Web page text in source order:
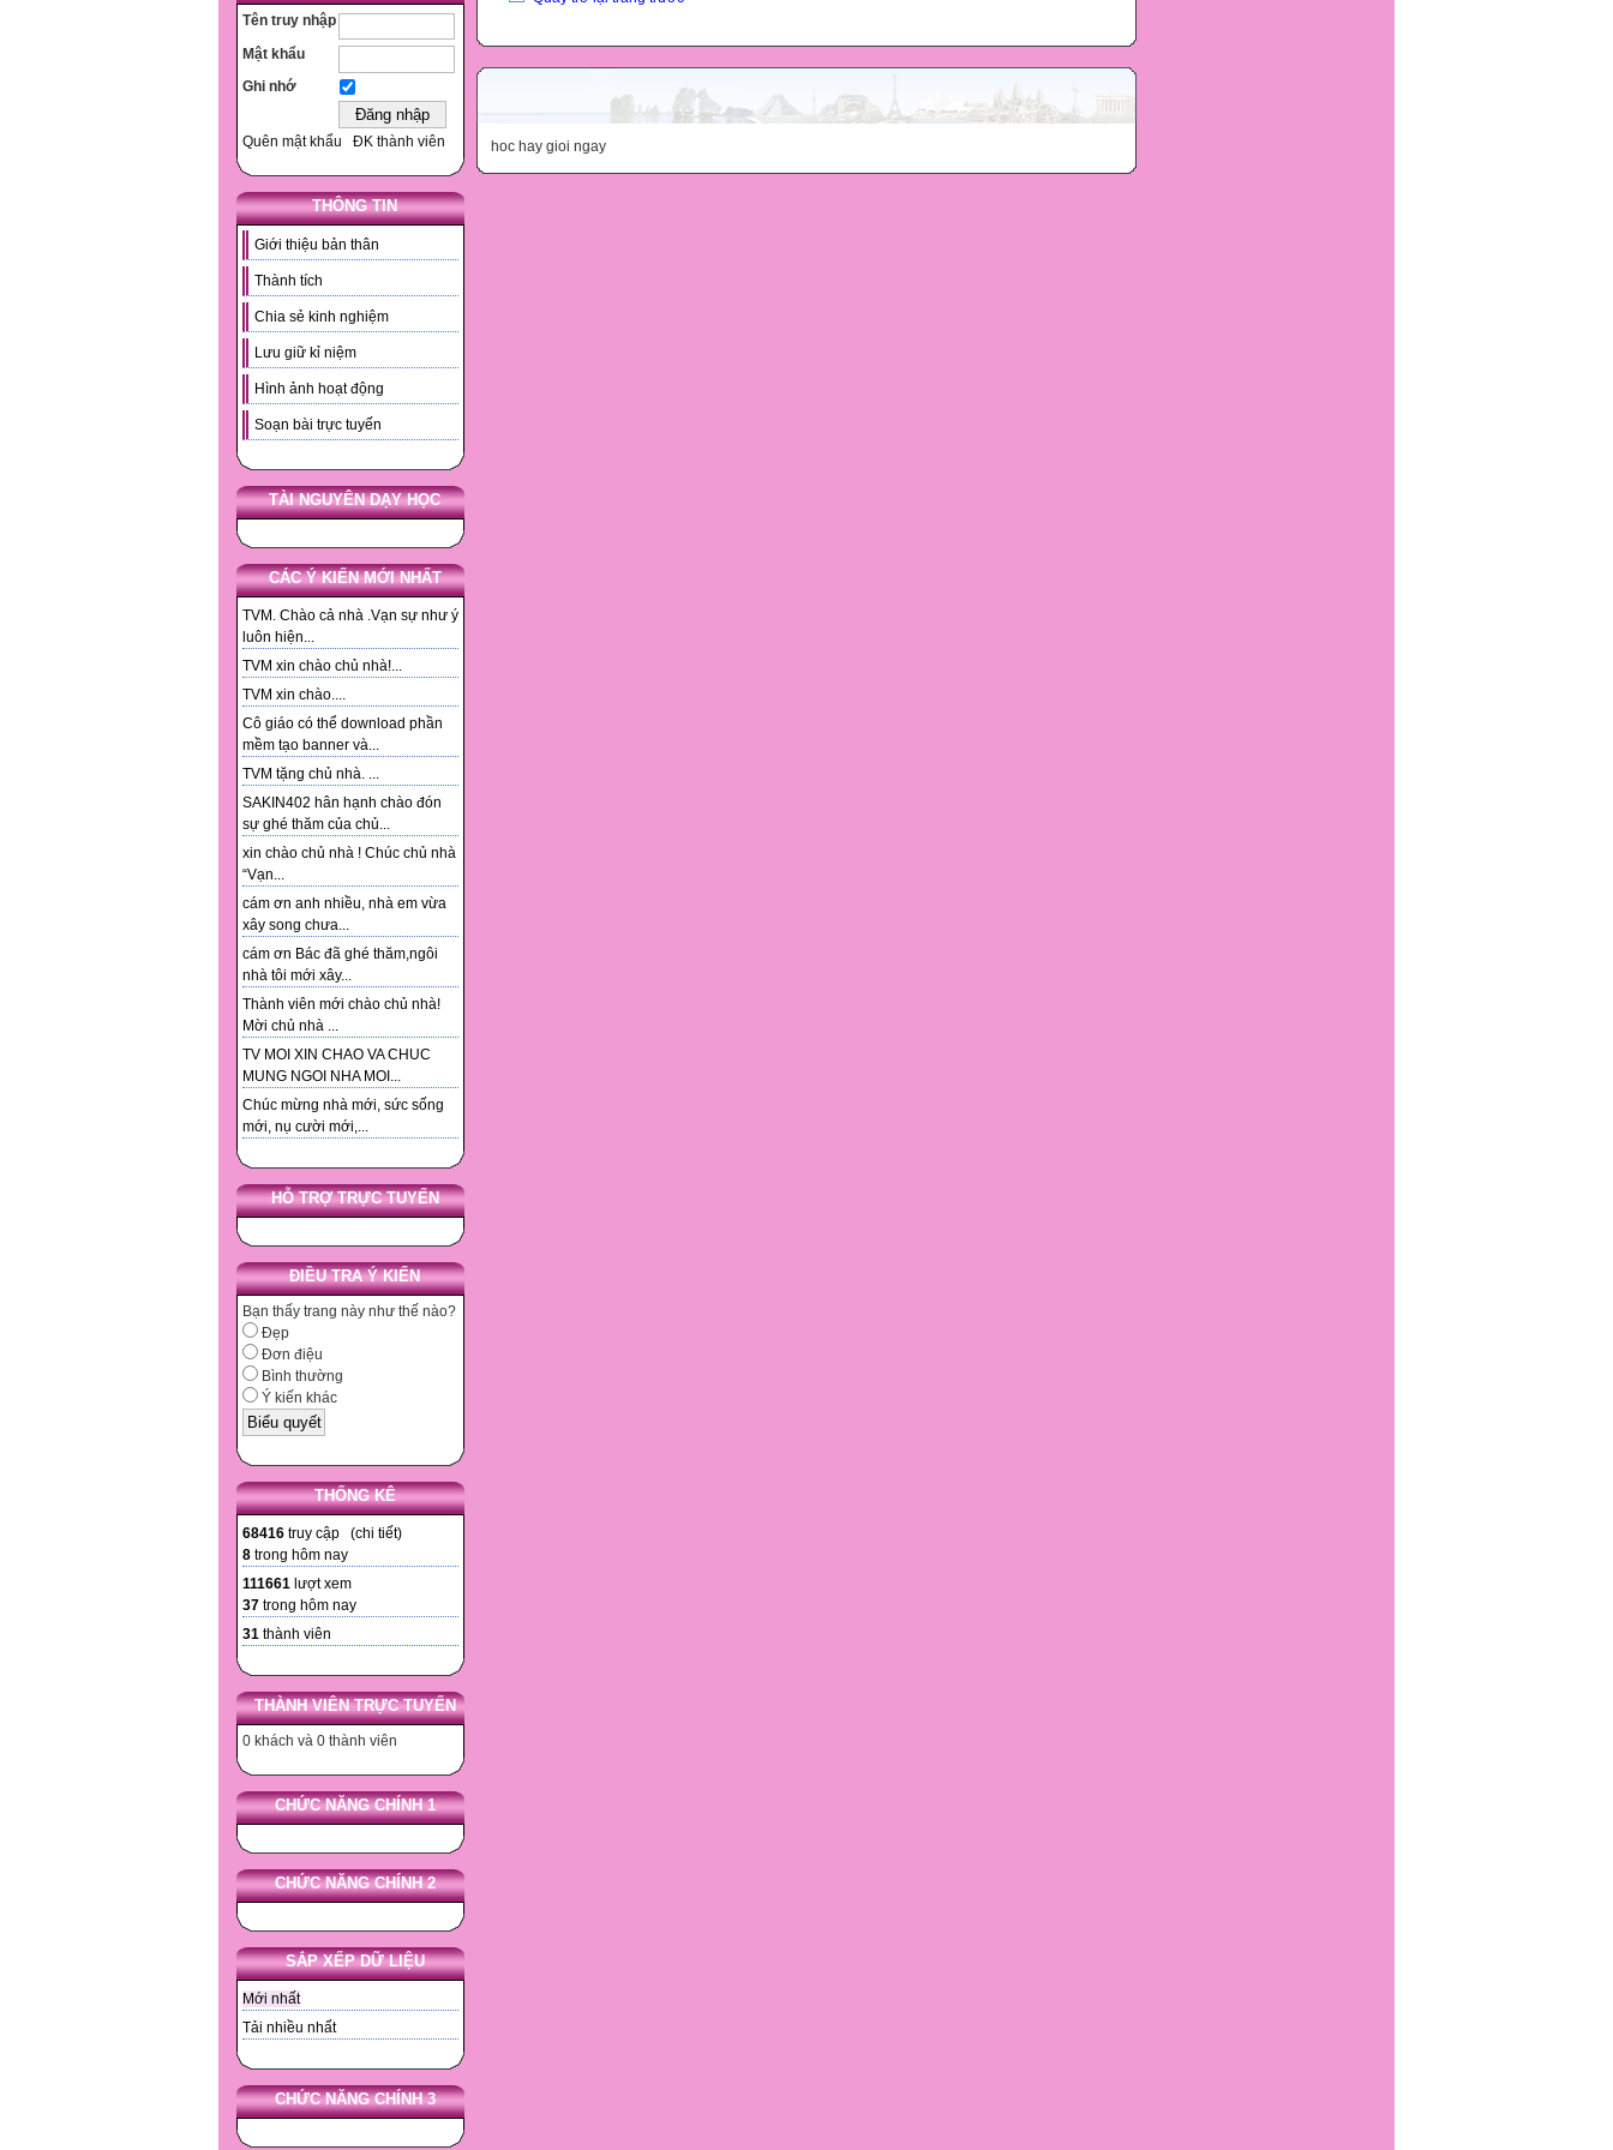
Tên truy nhập
Mật khẩu
Ghi nhớ
Quên mật khẩu ĐK thành viên
THÔNG TIN
Giới thiệu bản thân
Thành tích
Chia sẻ kinh nghiệm
Lưu giữ kỉ niệm
Hình ảnh hoạt động
Soạn bài trực tuyến
TÀI NGUYÊN DẠY HỌC
CÁC Ý KIẾN MỚI NHẤT
TVM. Chào cả nhà .Vạn sự như ý
luôn hiện...
TVM xin chào chủ nhà!...
TVM xin chào....
Cô giáo có thể download phần
mềm tạo banner và...
TVM tặng chủ nhà. ...
SAKIN402 hân hạnh chào đón
sự ghé thăm của chủ...
xin chào chủ nhà ! Chúc chủ nhà
“Vạn...
cám ơn anh nhiều, nhà em vừa
xây song chưa...
cám ơn Bác đã ghé thăm,ngôi
nhà tôi mới xây...
Thành viên mới chào chủ nhà!
Mời chủ nhà ...
TV MOI XIN CHAO VA CHUC
MUNG NGOI NHA MOI...
Chúc mừng nhà mới, sức sống
mới, nụ cười mới,...
HỖ TRỢ TRỰC TUYẾN
ĐIỀU TRA Ý KIẾN
Bạn thấy trang này như thế nào?
Đẹp
Đơn điệu
Bình thường
Ý kiến khác
THỐNG KÊ
68416 truy cập (chi tiết)
8 trong hôm nay
111661 lượt xem
37 trong hôm nay
31 thành viên
THÀNH VIÊN TRỰC TUYẾN
0 khách và 0 thành viên
CHỨC NĂNG CHÍNH 1
CHỨC NĂNG CHÍNH 2
SẮP XẾP DỮ LIỆU
Mới nhất
Tải nhiều nhất
CHỨC NĂNG CHÍNH 3
hoc hay gioi ngay